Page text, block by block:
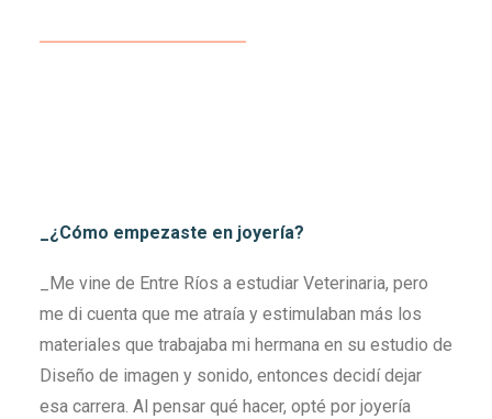
_¿Cómo empezaste en joyería?
_Me vine de Entre Ríos a estudiar Veterinaria, pero
me di cuenta que me atraía y estimulaban más los
materiales que trabajaba mi hermana en su estudio de
Diseño de imagen y sonido, entonces decidí dejar
esa carrera. Al pensar qué hacer, opté por joyería